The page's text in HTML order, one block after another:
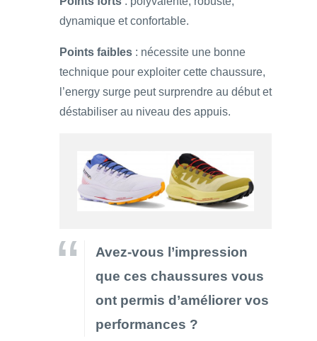
dynamique et confortable.
Points faibles : nécessite une bonne
technique pour exploiter cette chaussure,
l’energy surge peut surprendre au début et
déstabiliser au niveau des appuis.
Avez-vous l’impression
que ces chaussures vous
ont permis d’améliorer vos
performances ?